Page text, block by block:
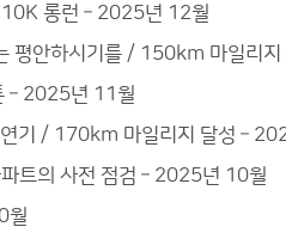
10K 롱런 – 2025년 12월
평안하시기를 / 150km 마일리
– 2025년 11월
기 / 170km 마일리지 달성 –
트의 사전 점검 – 2025년 10월
월